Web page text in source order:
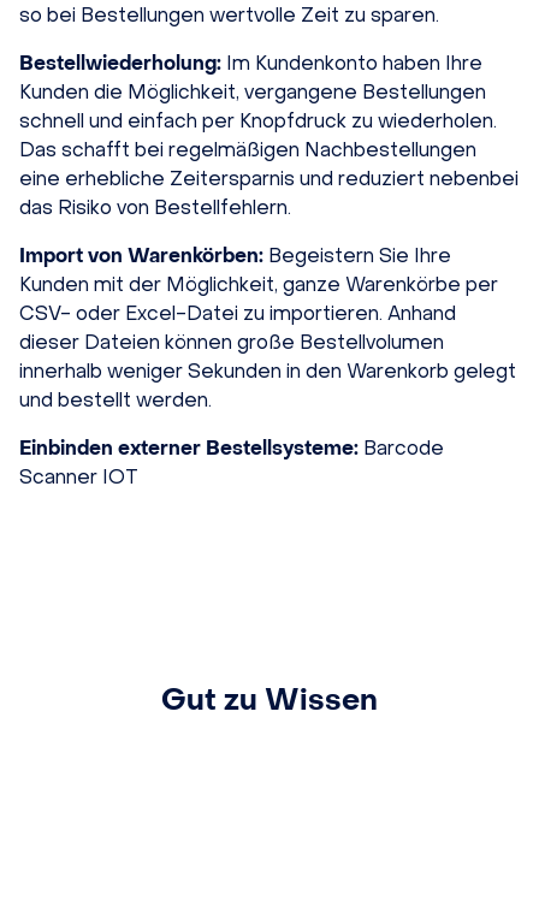
so bei Bestellungen wertvolle Zeit zu sparen.
Bestellwiederholung: Im Kundenkonto haben Ihre
Kunden die Möglichkeit, vergangene Bestellungen
schnell und einfach per Knopfdruck zu wiederholen.
Das schafft bei regelmäßigen Nachbestellungen
eine erhebliche Zeitersparnis und reduziert nebenbei
das Risiko von Bestellfehlern.
Import von Warenkörben: Begeistern Sie Ihre
Kunden mit der Möglichkeit, ganze Warenkörbe per
CSV- oder Excel-Datei zu importieren. Anhand
dieser Dateien können große Bestellvolumen
innerhalb weniger Sekunden in den Warenkorb gelegt
und bestellt werden.
Einbinden externer Bestellsysteme: Barcode
Scanner IOT
Gut zu Wissen